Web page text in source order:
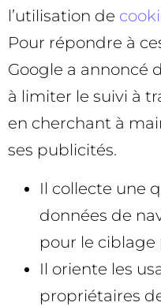
l’utilisation de
Pour répondre à
Google a annoncé
à limiter le suivi à
en cherchant à
ses publicités.
Il collecte une
données de
pour le
Il oriente les
propriétaires